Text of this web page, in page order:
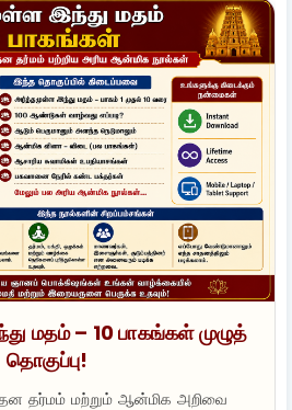
மதம் – 10 பாகங்கள் முழுத்
தொகுப்பு!
தர்மம் மற்றும் ஆன்மிக அறிவை